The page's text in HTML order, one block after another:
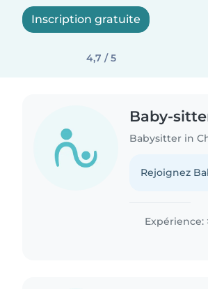
Inscription gratuite
4,7 / 5
Baby-
Babysitter in
Rejoignez
Expérience: